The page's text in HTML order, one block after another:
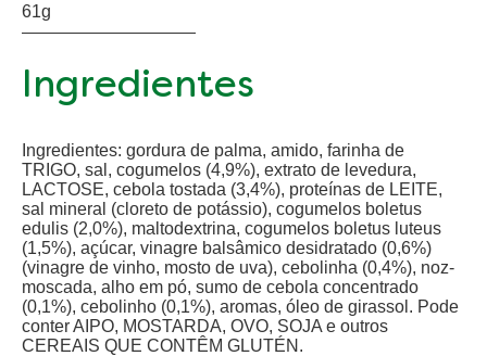
61g
Ingredientes
Ingredientes: gordura de palma, amido, farinha de
TRIGO, sal, cogumelos (4,9%), extrato de levedura,
LACTOSE, cebola tostada (3,4%), proteínas de LEITE,
sal mineral (cloreto de potássio), cogumelos boletus
edulis (2,0%), maltodextrina, cogumelos boletus luteus
(1,5%), açúcar, vinagre balsâmico desidratado (0,6%)
(vinagre de vinho, mosto de uva), cebolinha (0,4%), noz-
moscada, alho em pó, sumo de cebola concentrado
(0,1%), cebolinho (0,1%), aromas, óleo de girassol. Pode
conter AIPO, MOSTARDA, OVO, SOJA e outros
CEREAIS QUE CONTÊM GLUTÉN.